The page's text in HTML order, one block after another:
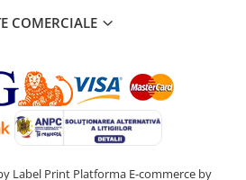
COMERCIALE
Label Print Platforma E-commerce by